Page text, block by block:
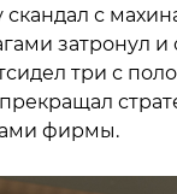
скандал с
затронул и
три с
фирмы.